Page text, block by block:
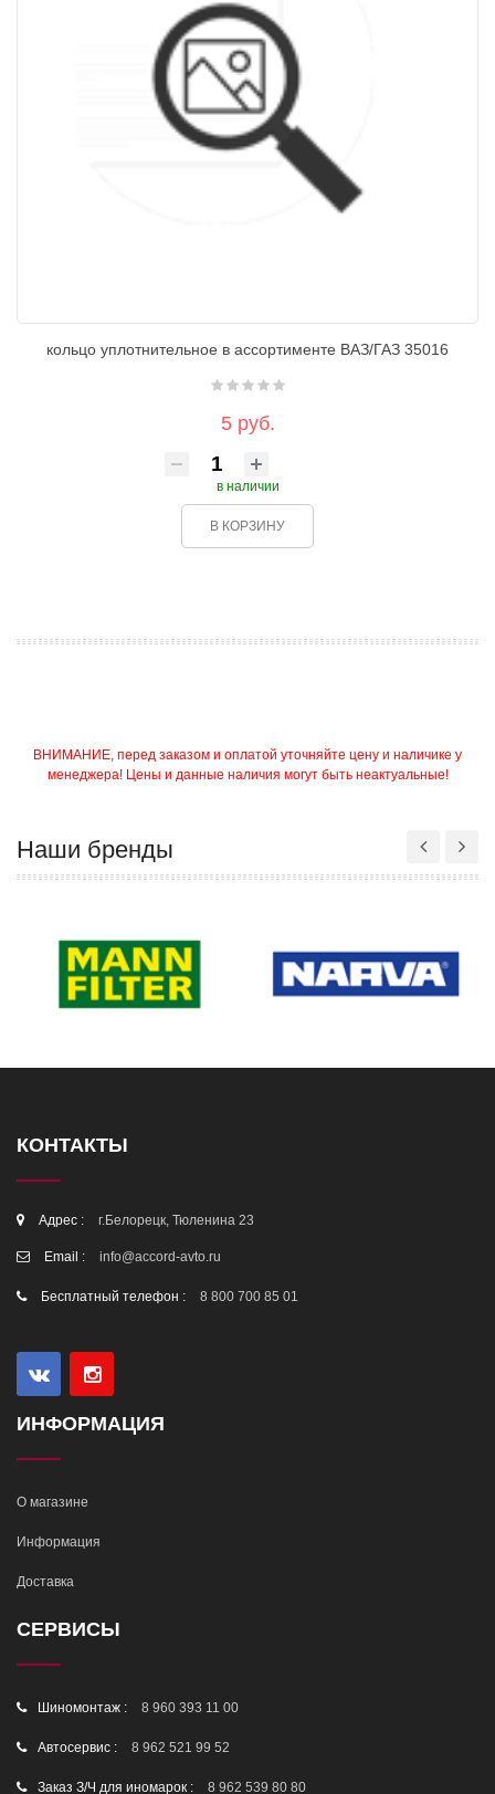
кольцо уплотнительное в ассортименте ВАЗ/ГАЗ 35016
5 руб.
в наличии
В КОРЗИНУ
ВНИМАНИЕ, перед заказом и оплатой уточняйте цену и наличике у
менеджера! Цены и данные наличия могут быть неактуальные!
Наши бренды
КОНТАКТЫ
Адрес : г.Белорецк, Тюленина 23
Email : info@accord-avto.ru
Бесплатный телефон : 8 800 700 85 01
ИНФОРМАЦИЯ
О магазине
Информация
Доставка
СЕРВИСЫ
Шиномонтаж : 8 960 393 11 00
Автосервис : 8 962 521 99 52
Заказ З/Ч для иномарок : 8 962 539 80 80